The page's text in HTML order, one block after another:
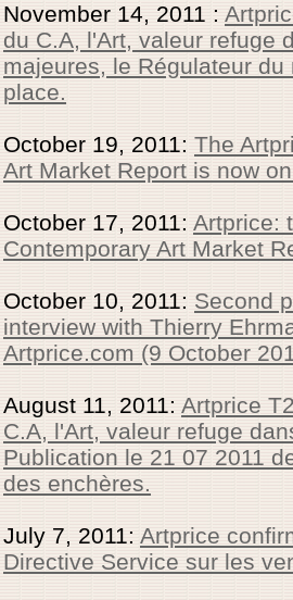
November 14, 2011 :
du C.A, l'Art, valeur refuge
majeures, le Régulateur
place.
October 19, 2011: The
Art Market Report is now
October 17, 2011: Artprice:
Contemporary Art Market
October 10, 2011: Second
interview with Thierry
Artprice.com (9 October
August 11, 2011: Artprice
C.A, l'Art, valeur refuge
Publication le 21 07 2011
des enchères.
July 7, 2011: Artprice
Directive Service sur les